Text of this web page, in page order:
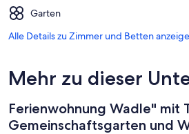
Garten
Alle Details zu Zimmer und Betten
Mehr zu dieser
Ferienwohnung Wadle" mit
Gemeinschaftsgarten und